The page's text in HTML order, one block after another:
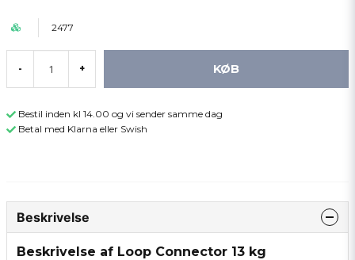
2477
- + KØB
Bestil inden kl 14.00 og vi sender samme dag
Betal med Klarna eller Swish
Beskrivelse
Beskrivelse af Loop Connector 13 kg